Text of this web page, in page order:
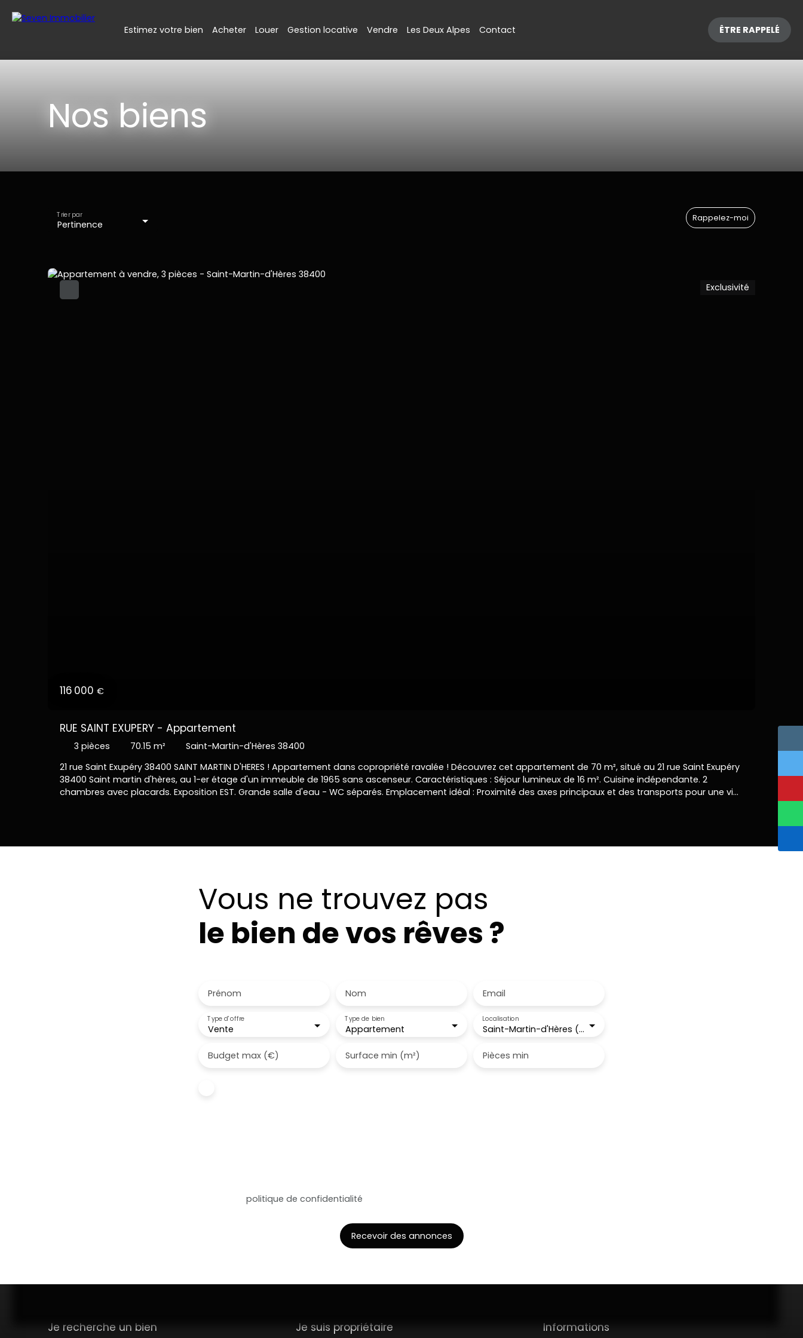
Estimez votre bien Acheter Louer Gestion locative Vendre Les Deux Alpes Contact ÊTRE RAPPELÉ
Nos biens
Pertinence
Trier par Rappelez-moi
116 000 €
Exclusivité
RUE SAINT EXUPERY - Appartement
3 pièces 70.15 m²
Saint-Martin-d'Hères 38400
21 rue Saint Exupéry 38400 SAINT MARTIN D'HERES ! Appartement dans copropriété ravalée ! Découvrez cet appartement de 70 m², situé au 21 rue Saint Exupéry
38400 Saint martin d'hères, au 1-er étage d'un immeuble de 1965 sans ascenseur. Caractéristiques : Séjour lumineux de 16 m². Cuisine indépendante. 2
chambres avec placards. Exposition EST. Grande salle d'eau - WC séparés. Emplacement idéal : Proximité des axes principaux et des transports pour une vie
Vous ne trouvez pas
le bien de vos rêves ?
Prénom Nom Email
Vente
Type d'offre
Appartement
Type de bien
Saint-Martin-d'Hères (38400)
Localisation
Budget max (€) Surface min (m²) Pièces min
politique de confidentialité
Recevoir des annonces
Je recherche un bien Je suis propriétaire Informations